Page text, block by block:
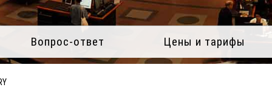
Вопрос-ответ Цены и тарифы